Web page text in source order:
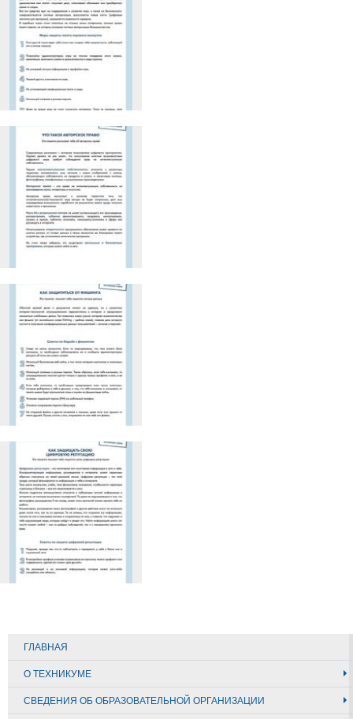
ГЛАВНАЯ
О ТЕХНИКУМЕ
СВЕДЕНИЯ ОБ ОБРАЗОВАТЕЛЬНОЙ ОРГАНИЗАЦИИ